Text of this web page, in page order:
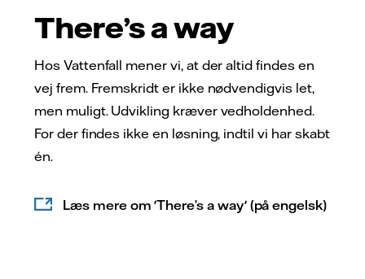
There’s a way
Hos Vattenfall mener vi, at der altid findes en
vej frem. Fremskridt er ikke nødvendigvis let,
men muligt. Udvikling kræver vedholdenhed.
For der findes ikke en løsning, indtil vi har skabt
én.
Læs mere om 'There’s a way' (på engelsk)